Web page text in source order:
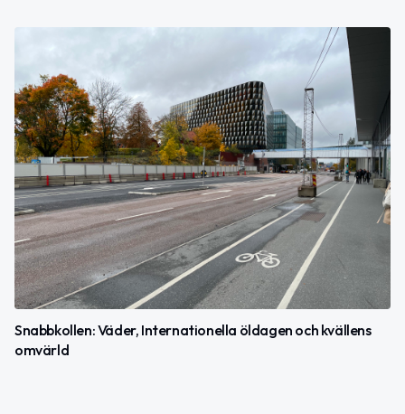
Snabbkollen: Väder, Internationella öldagen och kvällens
omvärld